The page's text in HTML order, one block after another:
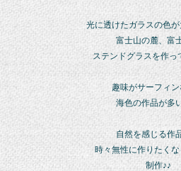
光に透けたガラスの色
富士山の麓、富
ステンドグラスを作っ
趣味がサーフィ
海色の作品が多
自然を感じる作
時々無性に作りたく
制作♪♪